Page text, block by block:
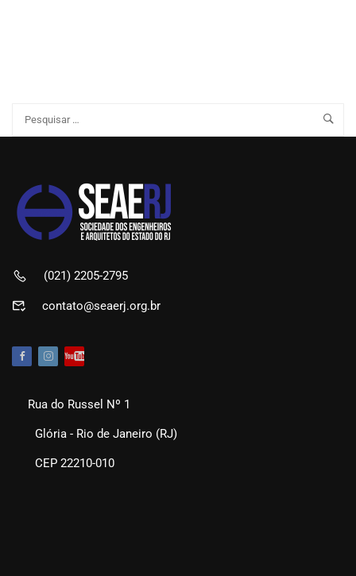
(021) 2205-2795
contato@seaerj.org.br
Rua do Russel Nº 1
Glória - Rio de Janeiro (RJ)
CEP 22210-010